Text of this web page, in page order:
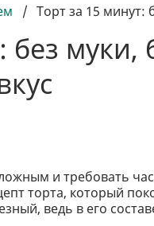
/ Торт за 15 минут:
без муки,
и требовать
торта, который
ведь в его